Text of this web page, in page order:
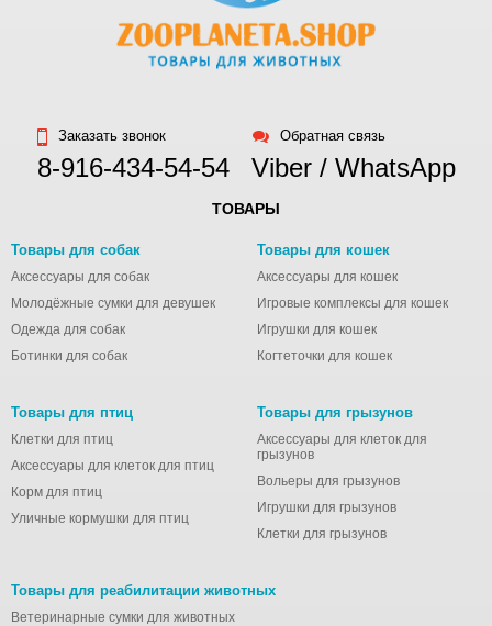
Заказать звонок
8-916-434-54-54
Обратная связь
Viber / WhatsApp
ТОВАРЫ
Товары для собак
Аксессуары для собак
Молодёжные сумки для девушек
Одежда для собак
Ботинки для собак
Товары для кошек
Аксессуары для кошек
Игровые комплексы для кошек
Игрушки для кошек
Когтеточки для кошек
Товары для птиц
Клетки для птиц
Аксессуары для клеток для птиц
Корм для птиц
Уличные кормушки для птиц
Товары для грызунов
Аксессуары для клеток для
грызунов
Вольеры для грызунов
Игрушки для грызунов
Клетки для грызунов
Товары для реабилитации животных
Ветеринарные сумки для животных